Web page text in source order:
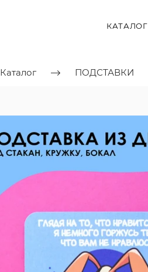
КАТАЛОГ
Каталог ПОДСТАВКИ